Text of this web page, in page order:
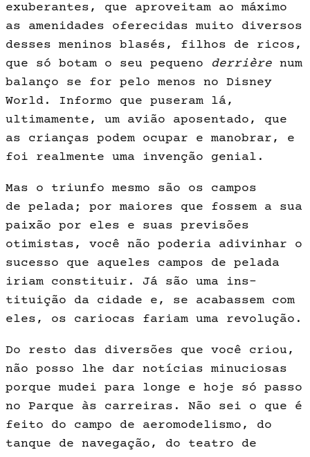
exuberantes, que aproveitam ao máxi­mo
as amenidades oferecidas muito diversos
desses meninos blasés, filhos de ricos,
que só botam o seu pequeno derrière num
balanço se for pelo me­nos no Disney
World. Informo que pu­seram lá,
ultimamente, um avião apo­sentado, que
as crianças podem ocu­par e manobrar, e
foi realmente uma invenção genial.
Mas o triunfo mesmo são os cam­pos
de pelada; por maiores que fossem a sua
paixão por eles e suas previsões
otimistas, você não poderia adivinhar o
sucesso que aqueles campos de pe­lada
iriam constituir. Já são uma ins­
tituição da cidade e, se acabassem com
eles, os cariocas fariam uma re­volução.
Do resto das diversões que você criou,
não posso lhe dar notícias mi­nuciosas
porque mudei para longe e hoje só passo
no Parque às carreiras. Não sei o que é
feito do campo de aeromodelismo, do
tanque de navega­ção, do teatro de